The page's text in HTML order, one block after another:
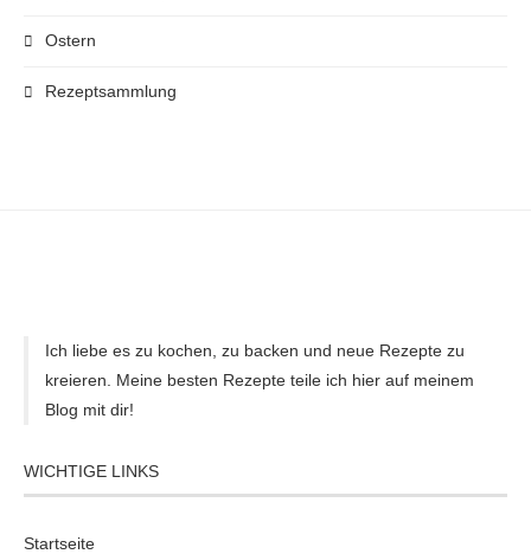
Ostern
Rezeptsammlung
Ich liebe es zu kochen, zu backen und neue Rezepte zu
kreieren. Meine besten Rezepte teile ich hier auf meinem
Blog mit dir!
WICHTIGE LINKS
Startseite